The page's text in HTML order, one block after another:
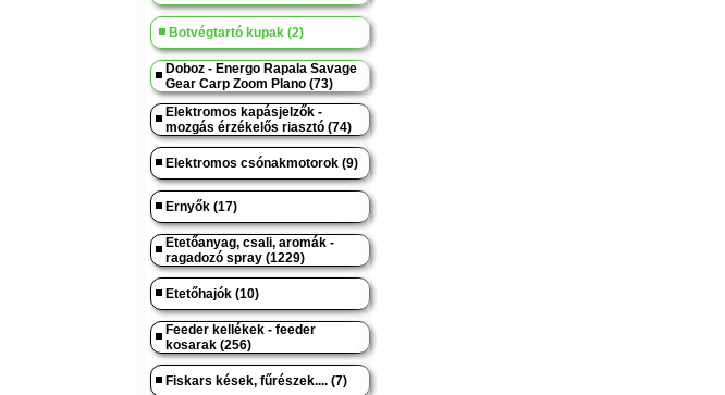
Botvégtartó kupak (2)
Doboz - Energo Rapala Savage
Gear Carp Zoom Plano (73)
Elektromos kapásjelzők -
mozgás érzékelős riasztó (74)
Elektromos csónakmotorok (9)
Ernyők (17)
Etetőanyag, csali, aromák -
ragadozó spray (1229)
Etetőhajók (10)
Feeder kellékek - feeder
kosarak (256)
Fiskars kések, fűrészek.... (7)